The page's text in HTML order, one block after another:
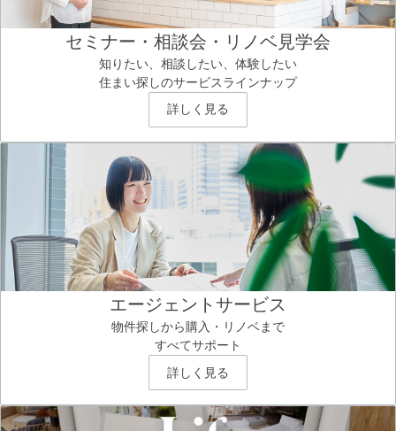
セミナー・相談会・リノベ見学会
知りたい、相談したい、体験したい
住まい探しのサービスラインナップ
詳しく見る
エージェントサービス
物件探しから購入・リノベまで
すべてサポート
詳しく見る